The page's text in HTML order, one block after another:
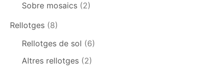
Sobre mosaics (2)
Rellotges (8)
Rellotges de sol (6)
Altres rellotges (2)